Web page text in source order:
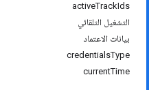
activeTrackIds
التشغيل التلقائي
بيانات الاعتماد
credentialsType
currentTime